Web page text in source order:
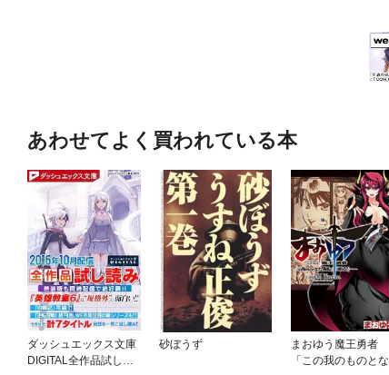
あわせてよく買われている本
ダッシュエックス文庫
DIGITAL全作品試し読
砂ぼうず
まおゆう魔王勇者
「この我のものとな